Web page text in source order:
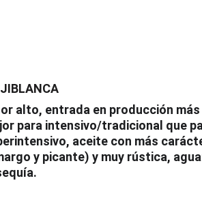
alto, entrada en producción
para intensivo/tradicional que
aceite con más
y picante) y muy rústica,